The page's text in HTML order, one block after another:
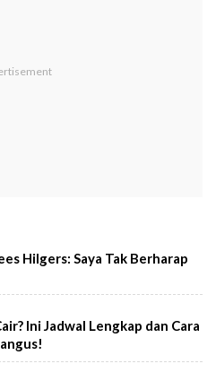
Hilgers: Saya Tak Berharap
Ini Jadwal Lengkap dan Cara